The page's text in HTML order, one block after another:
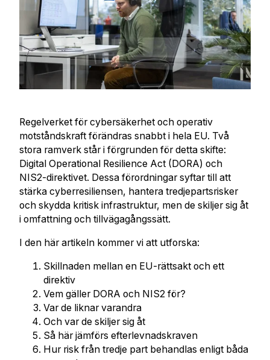
Regelverket för cybersäkerhet och operativ
motståndskraft förändras snabbt i hela EU. Två
stora ramverk står i förgrunden för detta skifte:
Digital Operational Resilience Act (DORA) och
NIS2-direktivet. Dessa förordningar syftar till att
stärka cyberresiliensen, hantera tredjepartsrisker
och skydda kritisk infrastruktur, men de skiljer sig åt
i omfattning och tillvägagångssätt.
I den här artikeln kommer vi att utforska:
Skillnaden mellan en EU-rättsakt och ett
direktiv
Vem gäller DORA och NIS2 för?
Var de liknar varandra
Och var de skiljer sig åt
Så här jämförs efterlevnadskraven
Hur risk från tredje part behandlas enligt båda